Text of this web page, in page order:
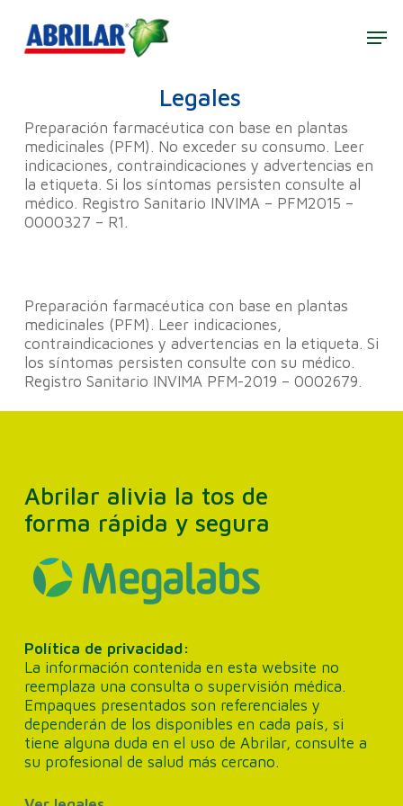
main
Legales
Preparación farmacéutica con base en plantas
medicinales (PFM). No exceder su consumo. Leer
indicaciones, contraindicaciones y advertencias en
la etiqueta. Si los síntomas persisten consulte al
médico. Registro Sanitario INVIMA – PFM2015 –
0000327 – R1.
Preparación farmacéutica con base en plantas
medicinales (PFM). Leer indicaciones,
contraindicaciones y advertencias en la etiqueta. Si
los síntomas persisten consulte con su médico.
Registro Sanitario INVIMA PFM-2019 – 0002679.
Abrilar alivia la tos de
forma rápida y segura
Política de privacidad:
La información contenida en esta website no
reemplaza una consulta o supervisión médica.
Empaques presentados son referenciales y
dependerán de los disponibles en cada país, si
tiene alguna duda en el uso de Abrilar, consulte a
su profesional de salud más cercano.